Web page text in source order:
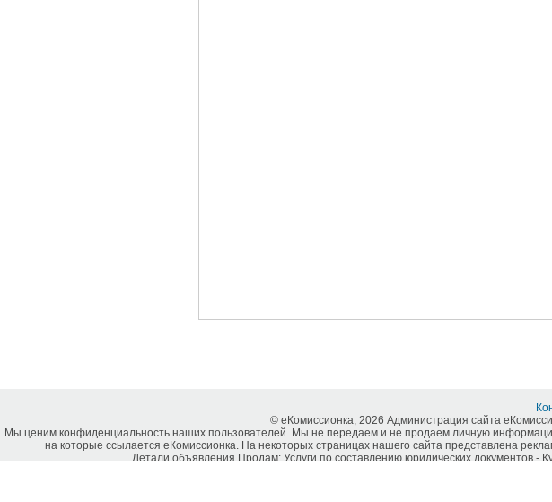
© еКомиссионка, 2026 Администрация сайта
Мы ценим конфиденциальность наших пользователей. Мы не передаем и не продаем личную
на которые ссылается еКомиссионка. На некоторых страницах нашего сайта представлена
Детали объявления Продам: Услуги по составлению юридических документов -